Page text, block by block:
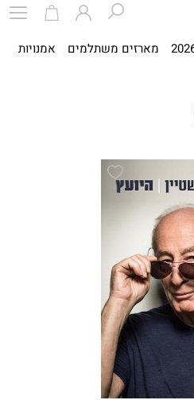
מארזים משתלמים אמנויות